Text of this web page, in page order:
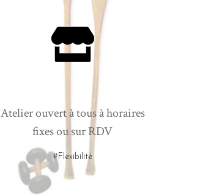
Atelier ouvert à tous à horaires
fixes ou sur RDV
#Flexibilité